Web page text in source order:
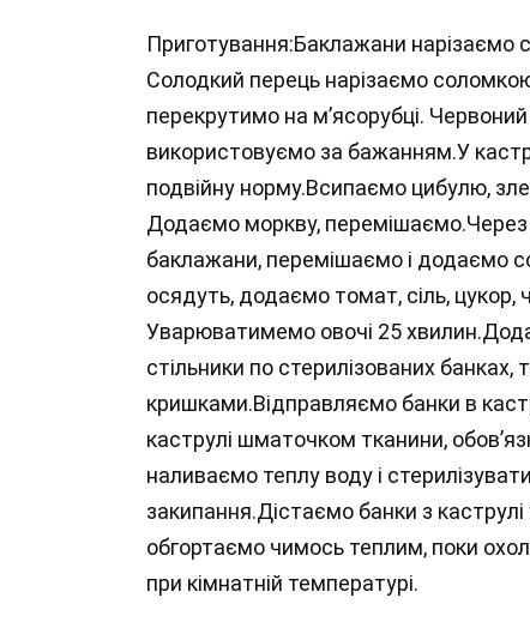
Приготування:Баклажани нарізаємо
Солодкий перець нарізаємо
перекрутимо на м’ясорубці.
використовуємо за бажанням.У
подвійну норму.Всипаємо цибулю,
Додаємо моркву,
баклажани, перемішаємо і додаємо
осядуть, додаємо томат, сіль, цукор,
Уварюватимемо овочі 25
стільники по стерилізованих
кришками.Відправляємо банки в
каструлі шматочком тканини,
наливаємо теплу воду і
закипання.Дістаємо банки з
обгортаємо чимось теплим, поки
при кімнатній температурі.